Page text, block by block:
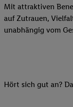
Mit attraktiven
auf Zutrauen,
unabhängig vom
Hört sich gut an?